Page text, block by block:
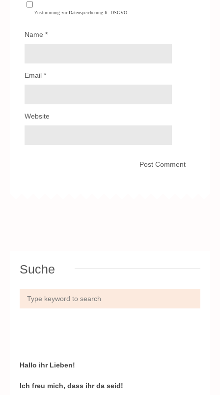
Zustimmung zur Datenspeicherung lt. DSGVO
Name *
Email *
Website
Suche
Hallo ihr Lieben!
Ich freu mich, dass ihr da seid!